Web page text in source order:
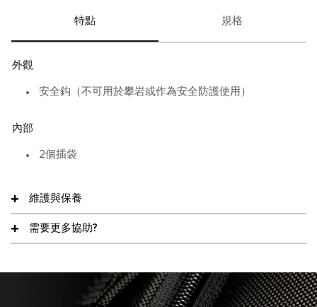
特點 規格
外觀
安全鈎（不可用於攀岩或作為安全防護使用）
內部
2個插袋
維護與保養
需要更多協助?